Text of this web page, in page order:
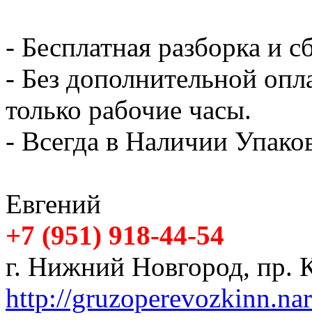
- Бесплатная разборка и
- Без дополнительной
только рабочие часы.
- Всегда в Наличии
Евгений
+7 (951) 918-44-54
г. Нижний Новгород, пр.
http://